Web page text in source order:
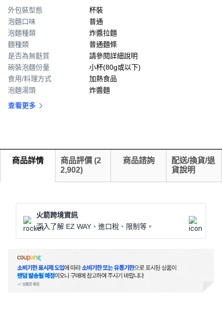
外包裝型態
杯裝
泡麵口味
普通
泡麵種類
炸醬拉麵
麵種類
普通麵條
是否為無麩質
請參閱詳細說明
碗裝泡麵份量
小杯(80g或以下)
食用/料理方式
加熱食品
泡麵湯頭
炸醬麵
查看更多
商品詳情 商品評價 (2
2,902)
商品諮詢
配送/換貨/退
貨說明
火箭跨境資訊
深入了解 EZ WAY、進口稅、限制等。